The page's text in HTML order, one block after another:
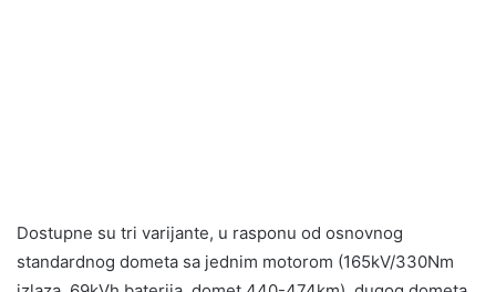
Dostupne su tri varijante, u rasponu od osnovnog
standardnog dometa sa jednim motorom (165kV/330Nm